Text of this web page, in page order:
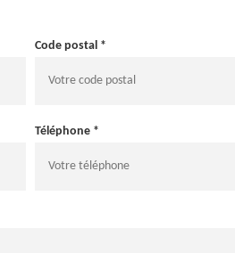
Code postal *
Téléphone *